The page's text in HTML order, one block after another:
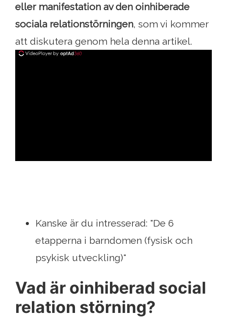
eller manifestation av den oinhiberade
sociala relationstörningen, som vi kommer
att diskutera genom hela denna artikel.
Kanske är du intresserad: "De 6
etapperna i barndomen (fysisk och
psykisk utveckling)"
Vad är oinhiberad social
relation störning?